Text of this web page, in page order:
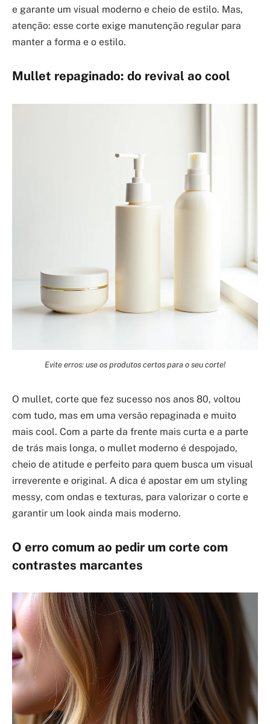
e garante um visual moderno e cheio de estilo. Mas,
atenção: esse corte exige manutenção regular para
manter a forma e o estilo.
Mullet repaginado: do revival ao cool
Evite erros: use os produtos certos para o seu corte!
O mullet, corte que fez sucesso nos anos 80, voltou
com tudo, mas em uma versão repaginada e muito
mais cool. Com a parte da frente mais curta e a parte
de trás mais longa, o mullet moderno é despojado,
cheio de atitude e perfeito para quem busca um visual
irreverente e original. A dica é apostar em um styling
messy, com ondas e texturas, para valorizar o corte e
garantir um look ainda mais moderno.
O erro comum ao pedir um corte com
contrastes marcantes